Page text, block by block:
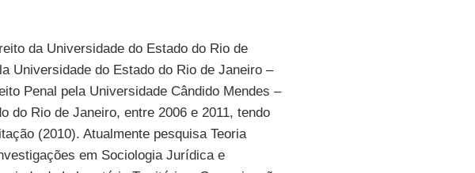
da Universidade do Estado do Rio de
Universidade do Estado do Rio de Janeiro –
Penal pela Universidade Cândido Mendes –
do Rio de Janeiro, entre 2006 e 2011, tendo
(2010). Atualmente pesquisa Teoria
em Sociologia Jurídica e